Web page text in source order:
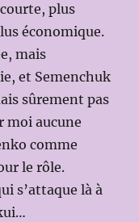
plus
économique.
mais
et Semenchuk
sûrement pas
moi aucune
comme
le rôle.
s’attaque là à